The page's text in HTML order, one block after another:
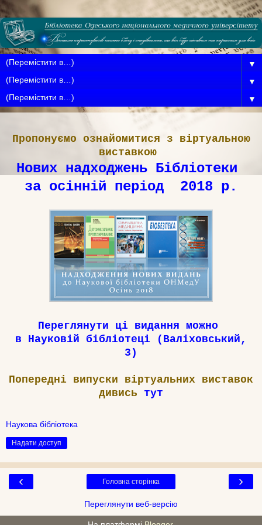
▼
▼
▼
Пропонуємо ознайомитися з віртуальною
виставкою
Нових надходжень Бібліотеки
за осінній період 2018 р.
Переглянути ці видання можно
в Науковій бібліотеці (Валіховський,
3)
Попередні випуски віртуальних виставок
дивись тут
Наукова бібліотека
Надати доступ
‹ ›
Головна сторінка
Переглянути веб-версію